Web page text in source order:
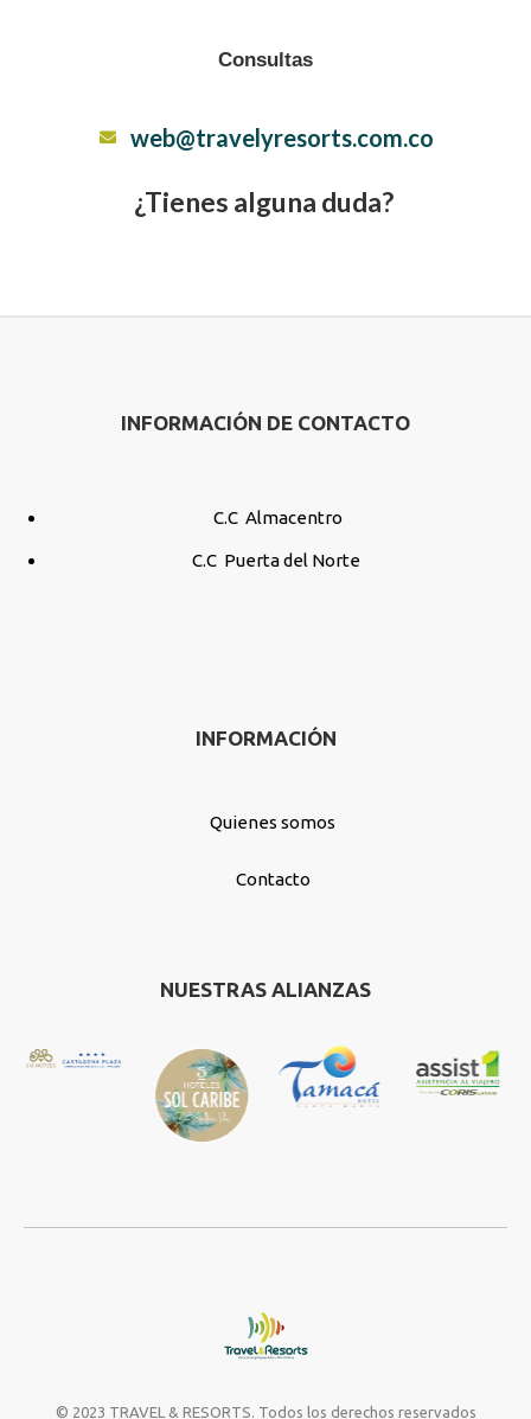
Consultas
web@travelyresorts.com.co
¿Tienes alguna duda?
INFORMACIÓN DE CONTACTO
C.C Almacentro
C.C Puerta del Norte
INFORMACIÓN
Quienes somos
Contacto
NUESTRAS ALIANZAS
© 2023 TRAVEL & RESORTS. Todos los derechos reservados